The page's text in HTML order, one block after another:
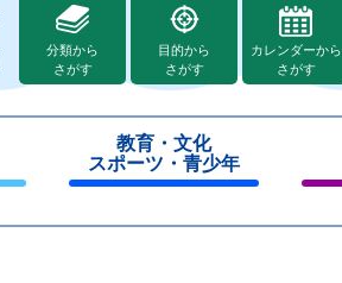
分類から
さがす
目的から
さがす
カレンダーから
さがす
教育・文化
スポーツ・青少年
じ
じ